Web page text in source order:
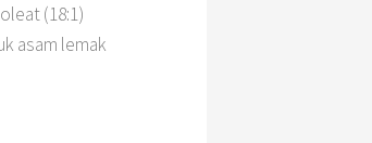
(18:1)
asam lemak